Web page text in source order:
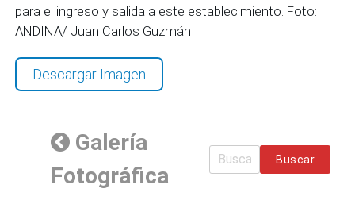
para el ingreso y salida a este establecimiento. Foto:
ANDINA/ Juan Carlos Guzmán
Descargar Imagen
Galería
Fotográfica
Buscar